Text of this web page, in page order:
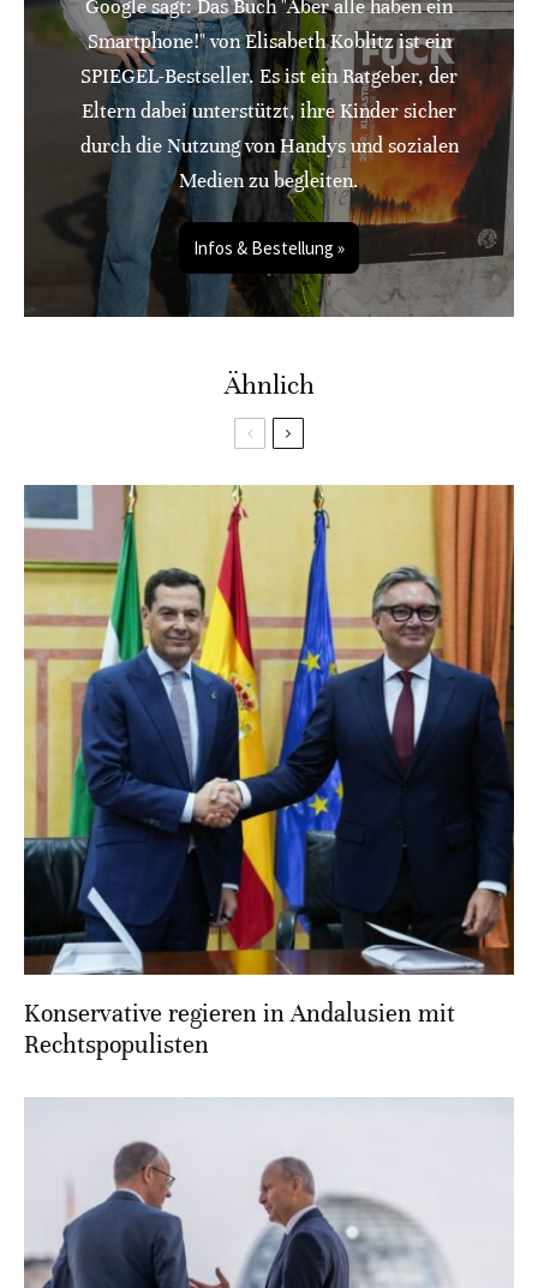
Google sagt: Das Buch "Aber alle haben ein
Smartphone!" von Elisabeth Koblitz ist ein
SPIEGEL-Bestseller. Es ist ein Ratgeber, der
Eltern dabei unterstützt, ihre Kinder sicher
durch die Nutzung von Handys und sozialen
Medien zu begleiten.
Infos & Bestellung »
Ähnlich
Konservative regieren in Andalusien mit
Rechtspopulisten